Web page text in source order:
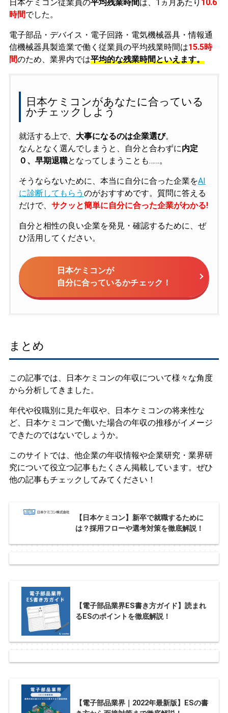
日本ケミコン従業員の平均残業時間は、1ヵ月あたり 10.6
時間でした。
電子部品・デバイス・電子回路・電気機械器具・情報通
信機械器具製造業で働く従業員の平均残業時間は15.5時
間のため、業界内では平均的な残業時間といえます。
日本ケミコンがあなたに合っている
かチェックしよう
就活する上で、 大事になるのは企業選び。
なんとなく選んでしまうと、自分と合わずに内定
０、早期退職となってしまうことも……。
そうならないために、本当に自分に合った企業をAI
に診断してもらう のがおすすめです。質問に答える
だけで、 サクッと簡単に自分に合った企業がわかる!
自分と相性の良い企業を発見・確認するために、ぜ
ひ活用してください。
日本ケミコンが
自分に合っているかチェック！
まとめ
この記事では、日本ケミコンの年収について様々な角度
から分析してきました。
年代や役職別に見た年収や、日本ケミコンの将来性な
ど、日本ケミコンで働いた場合の年収の推移がイメージ
できたのではないでしょうか。
このサイトでは、他企業の年収情報や企業研究・業界研
究について役立つ記事もたくさん掲載しています。ぜひ
他の記事もチェックしてみてください！
【日本ケミコン】新卒で就職するために
は？採用フローや選考対策を徹底解説！
【電子部品業界ES書き方ガイド】読まれ
るESのポイントを徹底解説！
【電子部品業界｜2022年最新版】ESの書